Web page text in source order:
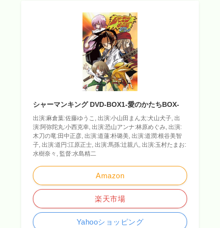
シャーマンキング DVD-BOX1-愛のかたちBOX-
出演:麻倉葉:佐藤ゆうこ, 出演:小山田まん太:犬山犬子, 出
演:阿弥陀丸:小西克幸, 出演:恐山アンナ:林原めぐみ, 出演:
木刀の竜:田中正彦, 出演:道蓮:朴璐美, 出演:道潤:根谷美智
子, 出演:道円:江原正士, 出演:馬孫:辻親八, 出演:玉村たまお:
水樹奈々, 監督:水島精二
Amazon
楽天市場
Yahooショッピング